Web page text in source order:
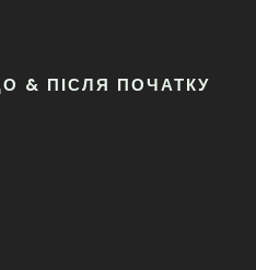
& ПІСЛЯ ПОЧАТКУ